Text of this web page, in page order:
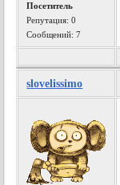
Посетитель
Репутация:0
Сообщений: 7
slovelissimo